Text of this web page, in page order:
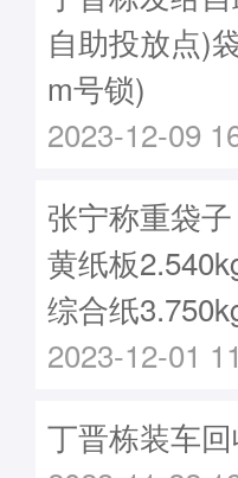
自助投放点)
m号锁)
2023-12-09
张宁称重袋
黄纸板
综合纸
2023-12-01
丁晋栋装车